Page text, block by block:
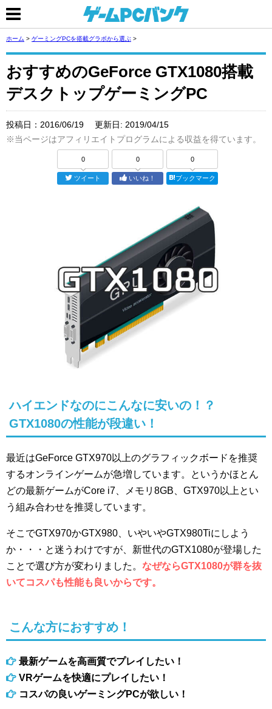
ホーム > ゲーミングPCを搭載グラボから選ぶ >
おすすめのGeForce GTX1080搭載
デスクトップゲーミングPC
投稿日： 2016/06/19 更新日: 2019/04/15
※当ページはアフィリエイトプログラムによる収益を得ています。
0
ツイート
0
いいね！
0
ブックマーク
ハイエンドなのにこんなに安いの！？
GTX1080の性能が段違い！
最近はGeForce GTX970以上のグラフィックボードを推奨
するオンラインゲームが急増しています。というかほとん
どの最新ゲームがCore i7、メモリ8GB、GTX970以上とい
う組み合わせを推奨しています。
そこでGTX970かGTX980、いやいやGTX980Tiにしよう
か・・・と迷うわけですが、新世代のGTX1080が登場した
ことで選び方が変わりました。 なぜならGTX1080が群を抜
いてコスパも性能も良いからです。
こんな方におすすめ！
最新ゲームを高画質でプレイしたい！
VRゲームを快適にプレイしたい！
コスパの良いゲーミングPCが欲しい！